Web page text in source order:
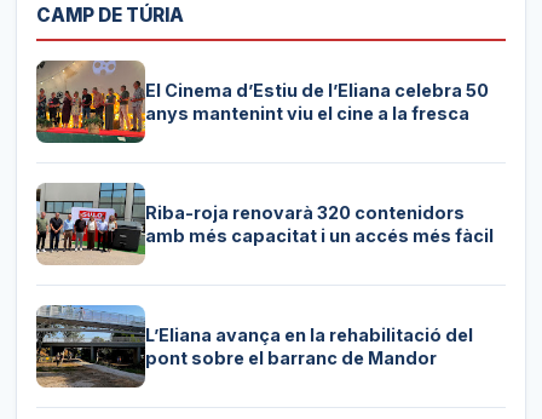
CAMP DE TÚRIA
El Cinema d’Estiu de l’Eliana celebra 50
anys mantenint viu el cine a la fresca
Riba-roja renovarà 320 contenidors
amb més capacitat i un accés més fàcil
L’Eliana avança en la rehabilitació del
pont sobre el barranc de Mandor